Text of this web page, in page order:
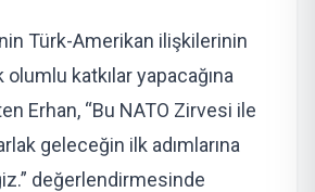
Türk-Amerikan ilişkilerinin
katkılar yapacağına
Erhan, “Bu NATO Zirvesi ile
geleceğin ilk adımlarına
değerlendirmesinde